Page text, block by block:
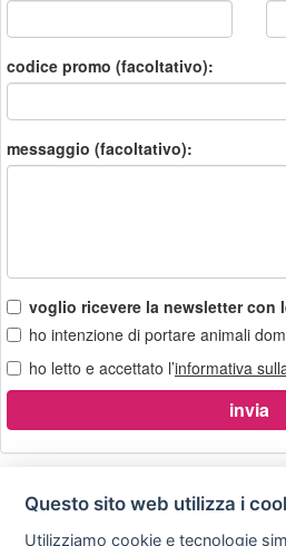
codice promo (facoltativo):
messaggio (facoltativo):
voglio ricevere la newsletter con
ho intenzione di portare animali
ho letto e accettato l’informativa
Privacy Avviso
Questo sito web utilizza i
Utilizziamo cookie e tecnologie